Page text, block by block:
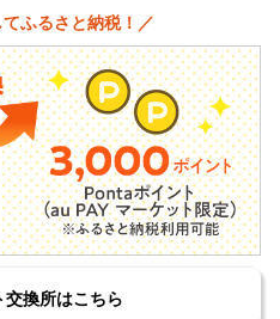
ふるさと納税！／
交換所はこちら